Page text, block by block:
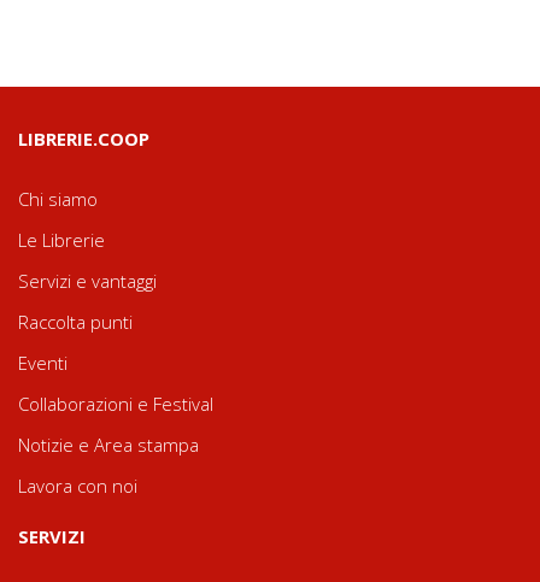
LIBRERIE.COOP
Chi siamo
Le Librerie
Servizi e vantaggi
Raccolta punti
Eventi
Collaborazioni e Festival
Notizie e Area stampa
Lavora con noi
SERVIZI